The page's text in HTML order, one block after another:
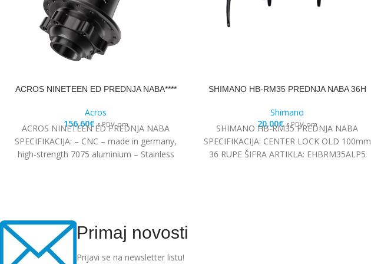
ACROS NINETEEN ED PREDNJA NABA****
Acros
156,60€ s PDV-om
ACROS NINETEEN ED PREDNJA NABA
SPECIFIKACIJA: – CNC – made in germany,
high-strength 7075 aluminium – Stainless
SHIMANO HB-RM35 PREDNJA NABA 36H
Shimano
20,00€ s PDV-om
SHIMANO HB-RM35 PREDNJA NABA
SPECIFIKACIJA: CENTER LOCK OLD 100mm
36 RUPE ŠIFRA ARTIKLA: EHBRM35ALP5
Primaj novosti
Prijavi se na newsletter listu!